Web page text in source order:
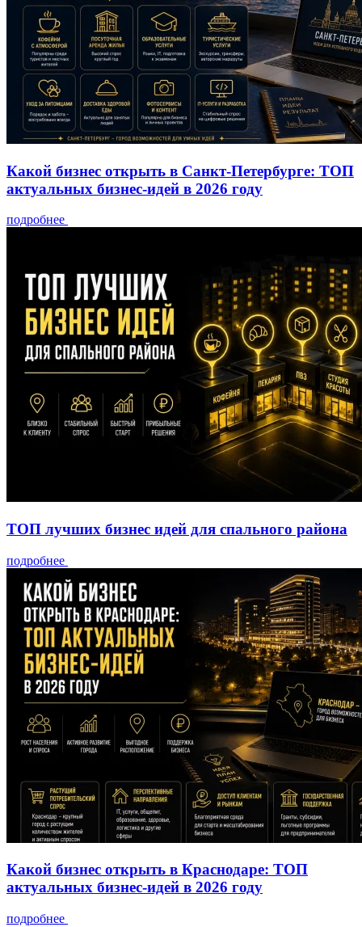
Какой бизнес открыть в Санкт-Петербурге: ТОП
актуальных бизнес-идей в 2026 году
подробнее
ТОП лучших бизнес идей для спального района
подробнее
Какой бизнес открыть в Краснодаре: ТОП
актуальных бизнес-идей в 2026 году
подробнее